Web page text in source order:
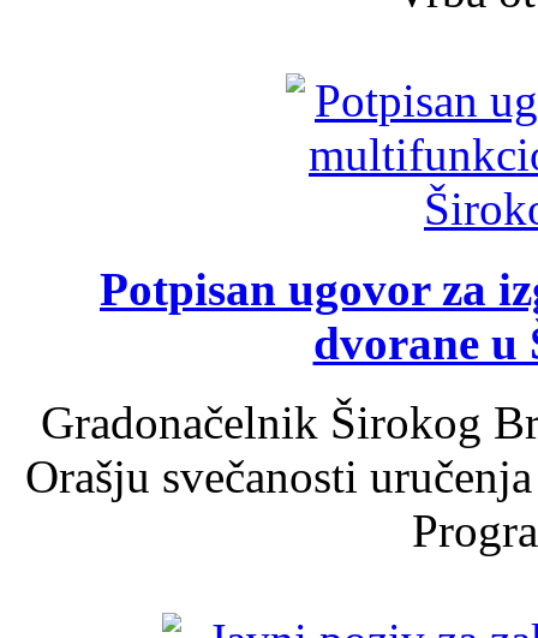
Potpisan ugovor za
dvorane u
Gradonačelnik Širokog
Orašju svečanosti